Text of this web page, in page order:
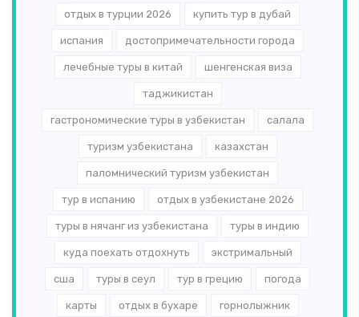
отдых в турции 2026 купить тур в дубай
испания достопримечательности города
лечебные туры в китай шенгенская виза
таджикистан
гастрономические туры в узбекистан салала
туризм узбекистана казахстан
паломнический туризм узбекистан
тур в испанию отдых в узбекистане 2026
туры в нячанг из узбекистана туры в индию
куда поехать отдохнуть экстримальный
сша туры в сеул тур в грецию погода
карты отдых в бухаре горнолыжник